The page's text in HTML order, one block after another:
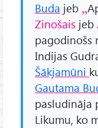
Buda jeb
Zinošais jeb
pagodinošs
Indijas
Šākjamūni
Gautama
pasludināja
Likumu, ko